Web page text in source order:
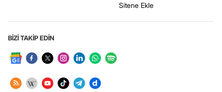
Sitene Ekle
BİZİ TAKİP EDİN